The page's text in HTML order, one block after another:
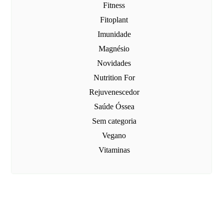
Fitness
Fitoplant
Imunidade
Magnésio
Novidades
Nutrition For
Rejuvenescedor
Saúde Óssea
Sem categoria
Vegano
Vitaminas